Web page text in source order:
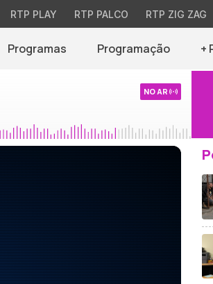
RTP PLAY RTP PALCO RTP ZIG ZAG
Programas Programação +
NO AR